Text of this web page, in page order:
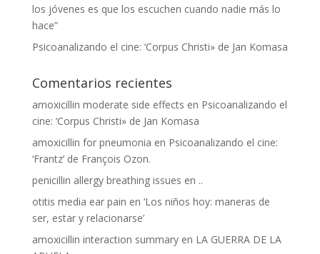
los jóvenes es que los escuchen cuando nadie más lo
hace”
Psicoanalizando el cine: ‘Corpus Christi» de Jan Komasa
Comentarios recientes
amoxicillin moderate side effects en Psicoanalizando el
cine: ‘Corpus Christi» de Jan Komasa
amoxicillin for pneumonia en Psicoanalizando el cine:
‘Frantz’ de François Ozon.
penicillin allergy breathing issues en ..
otitis media ear pain en ‘Los niños hoy: maneras de
ser, estar y relacionarse’
amoxicillin interaction summaryen LA GUERRA DE LA